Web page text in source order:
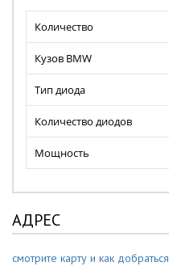
Количество
Кузов BMW
Тип диода
Количество диодов
Мощность
АДРЕС
смотрите карту и как добраться